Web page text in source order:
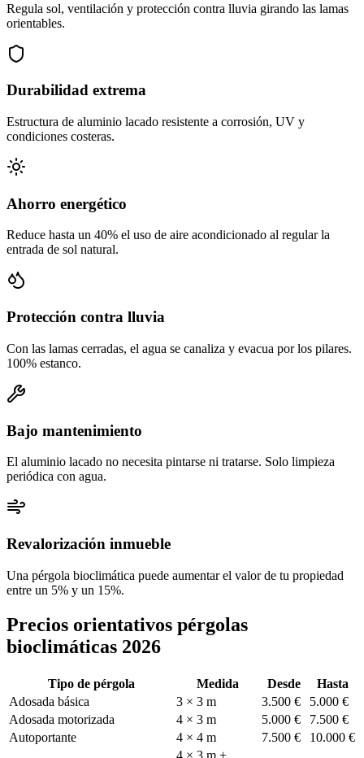
Regula sol, ventilación y protección contra lluvia girando las lamas
orientables.
Durabilidad extrema
Estructura de aluminio lacado resistente a corrosión, UV y
condiciones costeras.
Ahorro energético
Reduce hasta un 40% el uso de aire acondicionado al regular la
entrada de sol natural.
Protección contra lluvia
Con las lamas cerradas, el agua se canaliza y evacua por los pilares.
100% estanco.
Bajo mantenimiento
El aluminio lacado no necesita pintarse ni tratarse. Solo limpieza
periódica con agua.
Revalorización inmueble
Una pérgola bioclimática puede aumentar el valor de tu propiedad
entre un 5% y un 15%.
Precios orientativos pérgolas
bioclimáticas 2026
Tipo de pérgola Medida Desde
Hasta
Adosada básica
3 × 3 m 3.500 €
5.000 €
Adosada motorizada
4 × 3 m 5.000 €
7.500 €
Autoportante
4 × 4 m 7.500 €
10.000 €
4 × 3 m +